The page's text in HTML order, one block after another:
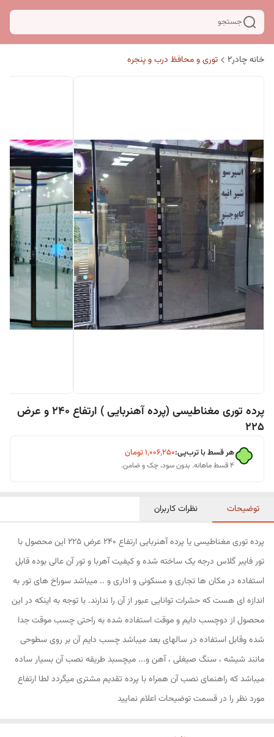
جستجو
خانه چادر۲ توری و محافظ درب و پنجره
پرده توری مغناطیسی (پرده آهنربایی ) ارتفاع 240 و عرض
225
هر قسط با ترب‌پی:۱٬۰۰۶٬۲۵۰تومان
۴ قسط ماهانه. بدون سود، چک و ضامن.
توضیحات نظرات کاربران
پرده توری مغناطیسی یا پرده آهنربایی ارتفاع 240 عرض 225 این محصول با
تور فایبر گلاس درجه یک ساخته شده و کیفیت آهربا و تور آن عالی بوده قابل
استفاده در مکان ها تجاری و مسکونی و اداری و .. میباشد سوراخ های تور به
اندازه ای هست که حشرات توانایی عبور از آن را ندارند. با توجه به اینکه در این
محصول از دوچسب دایم و موقت استفاده شده به راحتی چسب موقت جدا
شده وقابل استفاده در سالهای بعد میباشد چسب دایم آن بر روی سطوحی
مانند شیشه ، سنگ صیغلی ، آهن و... میچسبد طریقه نصب آن بسیار ساده
میباشد که راهنمای نصب آن همراه با پرده تقدیم مشتری میگردد لطا ارتفاع
مورد نظر را در قسمت توضیحات اعلام نمایید